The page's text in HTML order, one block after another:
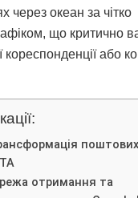
через океан за чітко
що критично
кореспонденції або
отримання та